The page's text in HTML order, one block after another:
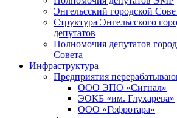
Энгельсский городской
Структура Энгельсского
депутатов
Полномочия депутатов
Совета
Инфраструктура
Предприятия
ООО ЭПО «Сигнал»
ЭОКБ «им. Глухарева»
ООО «Гофротара»